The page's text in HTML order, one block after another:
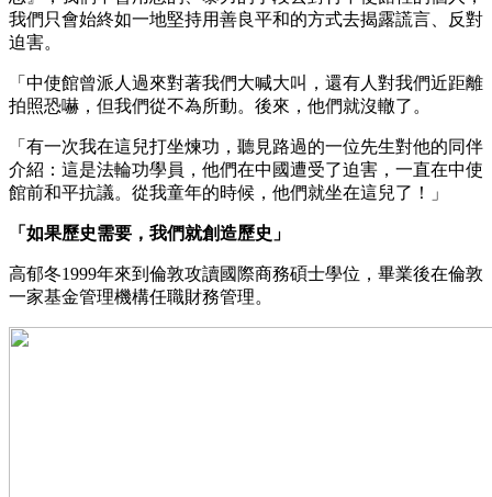
我們只會始終如一地堅持用善良平和的方式去揭露謊言、反對
迫害。
「中使館曾派人過來對著我們大喊大叫，還有人對我們近距離
拍照恐嚇，但我們從不為所動。後來，他們就沒轍了。
「有一次我在這兒打坐煉功，聽見路過的一位先生對他的同伴
介紹：這是法輪功學員，他們在中國遭受了迫害，一直在中使
館前和平抗議。從我童年的時候，他們就坐在這兒了！」
「如果歷史需要，我們就創造歷史」
高郁冬1999年來到倫敦攻讀國際商務碩士學位，畢業後在倫敦
一家基金管理機構任職財務管理。